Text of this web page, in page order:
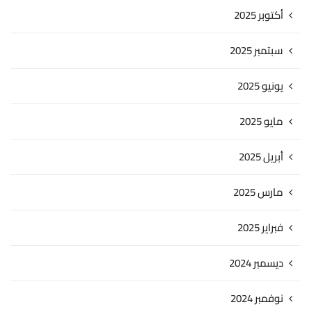
أكتوبر 2025
سبتمبر 2025
يونيو 2025
مايو 2025
أبريل 2025
مارس 2025
فبراير 2025
ديسمبر 2024
نوفمبر 2024